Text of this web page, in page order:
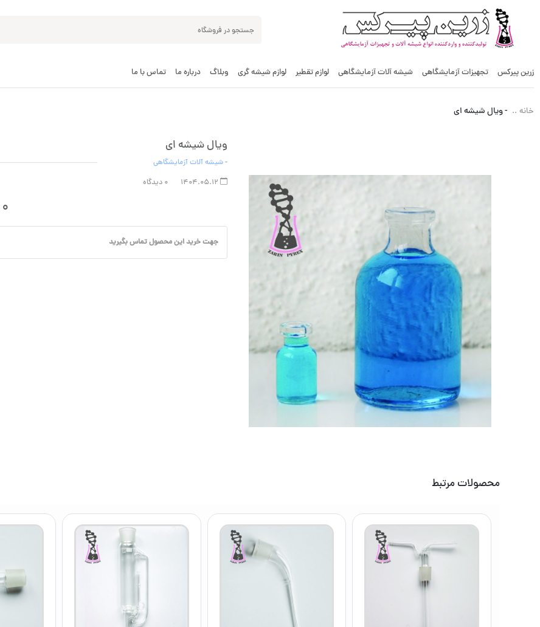
زرین پیرکس تجهیزات آزمایشگاهی شیشه آلات آزمایشگاهی لوازم تقطیر لوازم شیشه گری وبلاگ درباره ما تماس با ما
خانه -ویال شیشه ای
ویال شیشه ای
-شیشه آلات آزمایشگاهی
0 دیدگاه
0
جهت خرید این محصول تماس بگیرید
محصولات مرتبط